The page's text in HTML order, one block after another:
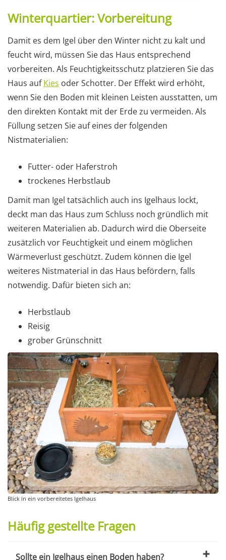
Winterquartier: Vorbereitung
Damit es dem Igel über den Winter nicht zu kalt und
feucht wird, müssen Sie das Haus entsprechend
vorbereiten. Als Feuchtigkeitsschutz platzieren Sie das
Haus aufKies oder Schotter. Der Effekt wird erhöht,
wenn Sie den Boden mit kleinen Leisten ausstatten, um
den direkten Kontakt mit der Erde zu vermeiden. Als
Füllung setzen Sie auf eines der folgenden
Nistmaterialien:
Futter- oder Haferstroh
trockenes Herbstlaub
Damit man Igel tatsächlich auch ins Igelhaus lockt,
deckt man das Haus zum Schluss noch gründlich mit
weiteren Materialien ab. Dadurch wird die Oberseite
zusätzlich vor Feuchtigkeit und einem möglichen
Wärmeverlust geschützt. Zudem können die Igel
weiteres Nistmaterial in das Haus befördern, falls
notwendig. Dafür bieten sich an:
Herbstlaub
Reisig
grober Grünschnitt
Blick in ein vorbereitetes Igelhaus
Häufig gestellte Fragen
Sollte ein Igelhaus einen Boden haben?